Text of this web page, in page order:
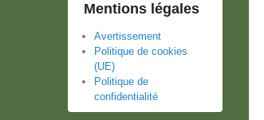
Mentions légales
Avertissement
Politique de cookies
(UE)
Politique de
confidentialité